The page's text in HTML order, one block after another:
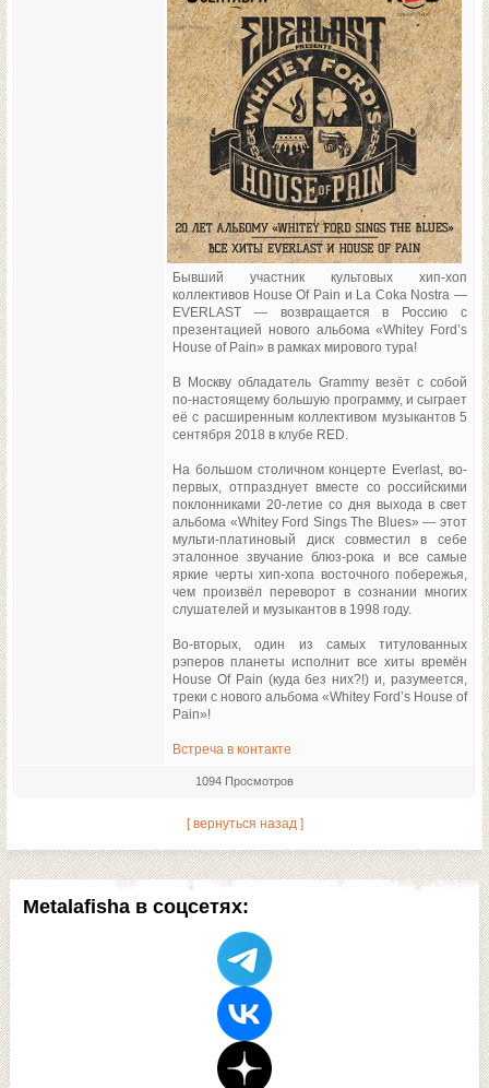
Metalafisha в соцсетях:
Бывший участник культовых хип-хоп
коллективов House Of Pain и La Coka Nostra —
EVERLAST — возвращается в Россию с
презентацией нового альбома «Whitey Ford’s
House of Pain» в рамках мирового тура!
В Москву обладатель Grammy везёт с собой
по-настоящему большую программу, и сыграет
её с расширенным коллективом музыкантов 5
сентября 2018 в клубе RED.
На большом столичном концерте Everlast, во-
первых, отпразднует вместе со российскими
поклонниками 20-летие со дня выхода в свет
альбома «Whitey Ford Sings The Blues» — этот
мульти-платиновый диск совместил в себе
эталонное звучание блюз-рока и все самые
яркие черты хип-хопа восточного побережья,
чем произвёл переворот в сознании многих
слушателей и музыкантов в 1998 году.
Во-вторых, один из самых титулованных
рэперов планеты исполнит все хиты времён
House Of Pain (куда без них?!) и, разумеется,
треки с нового альбома «Whitey Ford’s House of
Pain»!
Встреча в контакте
1094 Просмотров
[ вернуться назад ]